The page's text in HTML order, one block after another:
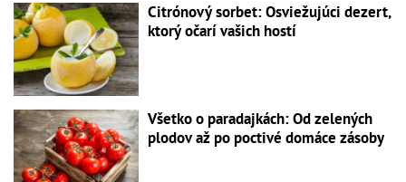
Citrónový sorbet: Osviežujúci dezert,
ktorý očarí vašich hostí
Všetko o paradajkách: Od zelených
plodov až po poctivé domáce zásoby